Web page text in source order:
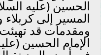
الحسين (عليه
المسير إلى
ومقدمات قد
الإمام الحسين